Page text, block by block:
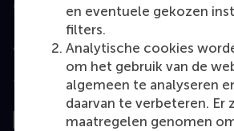
en eventuele gekozen
filters.
Analytische cookies
om het gebruik van de
algemeen te analyseren
daarvan te verbeteren. Er
maatregelen genomen
Geaccrediteerd door
Top gerangschikt